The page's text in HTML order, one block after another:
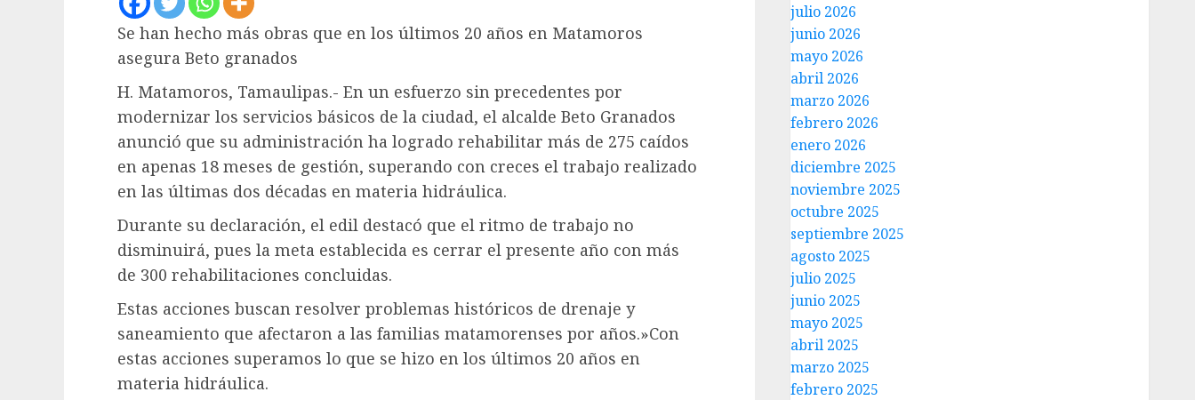
Se han hecho más obras que en los últimos 20 años en Matamoros
asegura Beto granados
H. Matamoros, Tamaulipas.- En un esfuerzo sin precedentes por
modernizar los servicios básicos de la ciudad, el alcalde Beto Granados
anunció que su administración ha logrado rehabilitar más de 275 caídos
en apenas 18 meses de gestión, superando con creces el trabajo realizado
en las últimas dos décadas en materia hidráulica.
Durante su declaración, el edil destacó que el ritmo de trabajo no
disminuirá, pues la meta establecida es cerrar el presente año con más
de 300 rehabilitaciones concluidas.
Estas acciones buscan resolver problemas históricos de drenaje y
saneamiento que afectaron a las familias matamorenses por años.»Con
estas acciones superamos lo que se hizo en los últimos 20 años en
materia hidráulica.
julio 2026
junio 2026
mayo 2026
abril 2026
marzo 2026
febrero 2026
enero 2026
diciembre 2025
noviembre 2025
octubre 2025
septiembre 2025
agosto 2025
julio 2025
junio 2025
mayo 2025
abril 2025
marzo 2025
febrero 2025